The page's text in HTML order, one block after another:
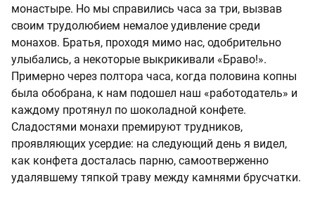
монастыре. Но мы справились часа за три, вызвав
своим трудолюбием немалое удивление среди
монахов. Братья, проходя мимо нас, одобрительно
улыбались, а некоторые выкрикивали «Браво!».
Примерно через полтора часа, когда половина копны
была обобрана, к нам подошел наш «работодатель» и
каждому протянул по шоколадной конфете.
Сладостями монахи премируют трудников,
проявляющих усердие: на следующий день я видел,
как конфета досталась парню, самоотверженно
удалявшему тяпкой траву между камнями брусчатки.